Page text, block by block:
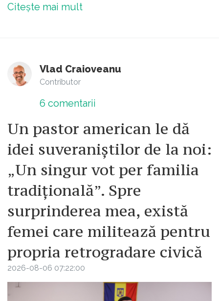
Citește mai mult
Vlad Craioveanu
Contributor
6 comentarii
Un pastor american le dă
idei suveraniștilor de la noi:
„Un singur vot per familia
tradițională”. Spre
surprinderea mea, există
femei care militează pentru
propria retrogradare civică
2026-08-06 07:22:00